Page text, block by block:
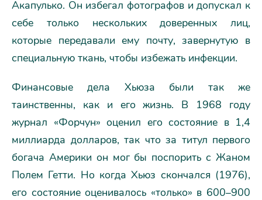
Акапулько. Он избегал фотографов и допускал к
себе только нескольких доверенных лиц,
которые передавали ему почту, завернутую в
специальную ткань, чтобы избежать инфекции.
Финансовые дела Хьюза были так же
таинственны, как и его жизнь. В 1968 году
журнал «Форчун» оценил его состояние в 1,4
миллиарда долларов, так что за титул первого
богача Америки он мог бы поспорить с Жаном
Полем Гетти. Но когда Хьюз скончался (1976),
его состояние оценивалось «только» в 600–900